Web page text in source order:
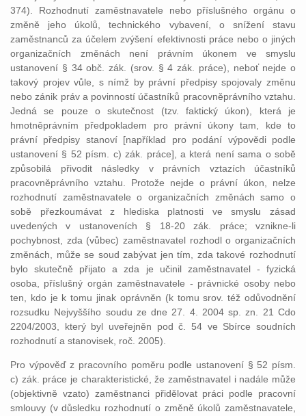
374). Rozhodnutí zaměstnavatele nebo příslušného orgánu o
změně jeho úkolů, technického vybavení, o snížení stavu
zaměstnanců za účelem zvýšení efektivnosti práce nebo o jiných
organizačních změnách není právním úkonem ve smyslu
ustanovení § 34 obč. zák. (srov. § 4 zák. práce), neboť nejde o
takový projev vůle, s nímž by právní předpisy spojovaly změnu
nebo zánik práv a povinností účastníků pracovněprávního vztahu.
Jedná se pouze o skutečnost (tzv. faktický úkon), která je
hmotněprávním předpokladem pro právní úkony tam, kde to
právní předpisy stanoví [například pro podání výpovědi podle
ustanovení § 52 písm. c) zák. práce], a která není sama o sobě
způsobilá přivodit následky v právních vztazích účastníků
pracovněprávního vztahu. Protože nejde o právní úkon, nelze
rozhodnutí zaměstnavatele o organizačních změnách samo o
sobě přezkoumávat z hlediska platnosti ve smyslu zásad
uvedených v ustanoveních § 18-20 zák. práce; vznikne-li
pochybnost, zda (vůbec) zaměstnavatel rozhodl o organizačních
změnách, může se soud zabývat jen tím, zda takové rozhodnutí
bylo skutečně přijato a zda je učinil zaměstnavatel - fyzická
osoba, příslušný orgán zaměstnavatele - právnické osoby nebo
ten, kdo je k tomu jinak oprávněn (k tomu srov. též odůvodnění
rozsudku Nejvyššího soudu ze dne 27. 4. 2004 sp. zn. 21 Cdo
2204/2003, který byl uveřejněn pod č. 54 ve Sbírce soudních
rozhodnutí a stanovisek, roč. 2005).
Pro výpověď z pracovního poměru podle ustanovení § 52 písm.
c) zák. práce je charakteristické, že zaměstnavatel i nadále může
(objektivně vzato) zaměstnanci přidělovat práci podle pracovní
smlouvy (v důsledku rozhodnutí o změně úkolů zaměstnavatele,